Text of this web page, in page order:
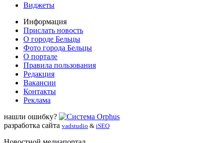
Виджеты
Информация
Прислать новость
О городе Бельцы
Фото города Бельцы
О портале
Правила пользования
Редакция
Вакансии
Контакты
Реклама
нашли ошибку?
разработка сайта vadstudio & iSEO